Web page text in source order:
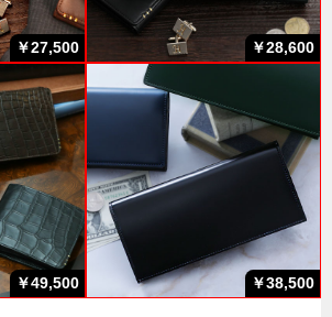
￥27,500 ￥28,600
￥49,500 ￥38,500